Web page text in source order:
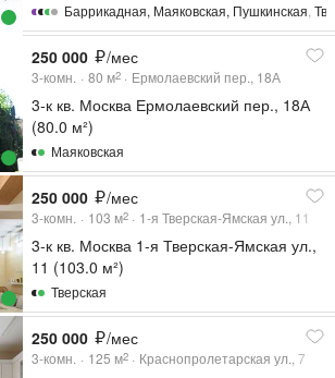
Баррикадная, Маяковская, Пушкинская ,
250 000 /мес
3-комн. 80 м2 Ермолаевский пер., 18А
3-к кв. Москва Ермолаевский пер., 18А
(80.0 м²)
Маяковская
250 000 /мес
3-комн. 103 м2 1-я Тверская-Ямская ул., 11
3-к кв. Москва 1-я Тверская-Ямская ул.,
11 (103.0 м²)
Тверская
250 000 /мес
3-комн. 125 м2 Краснопролетарская ул., 7